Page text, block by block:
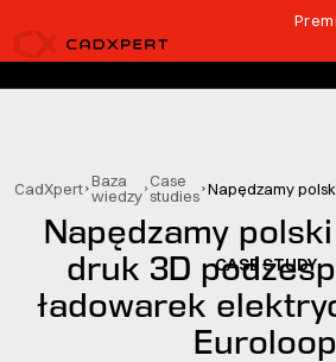
CadXpert Baza
wiedzy
Case
studies
CASE STUDY
Napędzamy
druk 3D
ładowarek
Euroloop